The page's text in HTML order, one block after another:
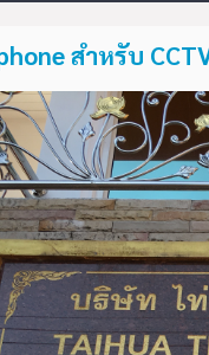
สำหรับ